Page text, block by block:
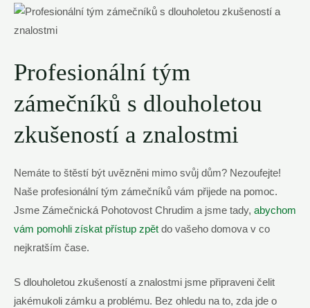
Profesionální tým
zámečníků s dlouholetou
zkušeností a znalostmi
Nemáte to štěstí být uvězněni mimo svůj dům? Nezoufejte!
Naše profesionální tým zámečníků vám přijede na pomoc.
Jsme Zámečnická Pohotovost Chrudim a jsme tady, abychom
vám pomohli získat přístup zpět do vašeho domova v co
nejkratším čase.
S dlouholetou zkušeností a znalostmi jsme připraveni čelit
jakémukoli zámku a problému. Bez ohledu na to, zda jde o